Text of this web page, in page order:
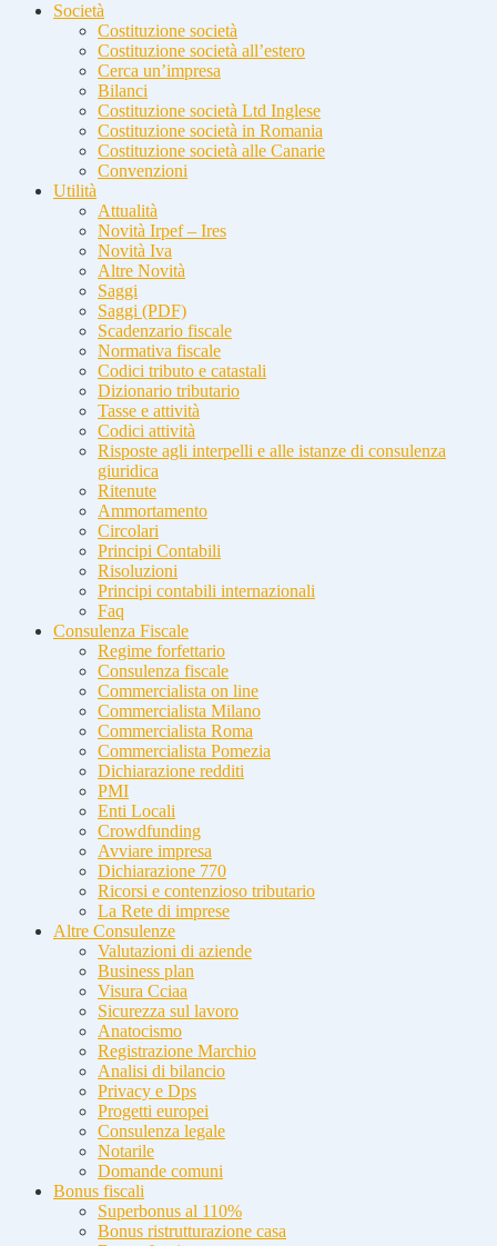
Società
Costituzione società
Costituzione società all’estero
Cerca un’impresa
Bilanci
Costituzione società Ltd Inglese
Costituzione società in Romania
Costituzione società alle Canarie
Convenzioni
Utilità
Attualità
Novità Irpef – Ires
Novità Iva
Altre Novità
Saggi
Saggi (PDF)
Scadenzario fiscale
Normativa fiscale
Codici tributo e catastali
Dizionario tributario
Tasse e attività
Codici attività
Risposte agli interpelli e alle istanze di consulenza
giuridica
Ritenute
Ammortamento
Circolari
Principi Contabili
Risoluzioni
Principi contabili internazionali
Faq
Consulenza Fiscale
Regime forfettario
Consulenza fiscale
Commercialista on line
Commercialista Milano
Commercialista Roma
Commercialista Pomezia
Dichiarazione redditi
PMI
Enti Locali
Crowdfunding
Avviare impresa
Dichiarazione 770
Ricorsi e contenzioso tributario
La Rete di imprese
Altre Consulenze
Valutazioni di aziende
Business plan
Visura Cciaa
Sicurezza sul lavoro
Anatocismo
Registrazione Marchio
Analisi di bilancio
Privacy e Dps
Progetti europei
Consulenza legale
Notarile
Domande comuni
Bonus fiscali
Superbonus al 110%
Bonus ristrutturazione casa